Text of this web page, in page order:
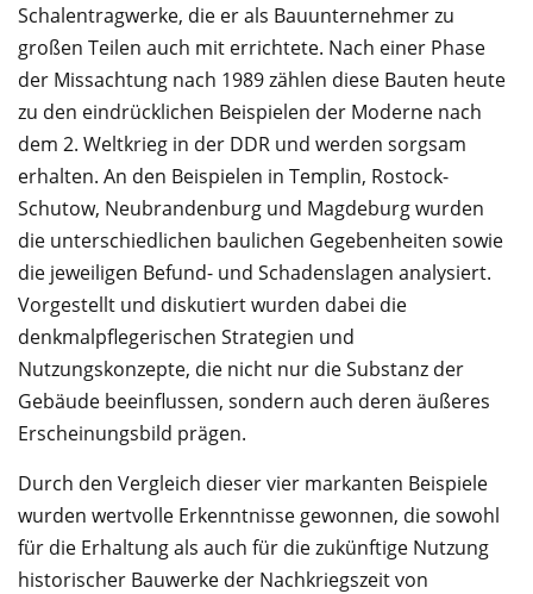
Schalentragwerke, die er als Bauunternehmer zu
großen Teilen auch mit errichtete. Nach einer Phase
der Missachtung nach 1989 zählen diese Bauten heute
zu den eindrücklichen Beispielen der Moderne nach
dem 2. Weltkrieg in der DDR und werden sorgsam
erhalten. An den Beispielen in Templin, Rostock-
Schutow, Neubrandenburg und Magdeburg wurden
die unterschiedlichen baulichen Gegebenheiten sowie
die jeweiligen Befund- und Schadenslagen analysiert.
Vorgestellt und diskutiert wurden dabei die
denkmalpflegerischen Strategien und
Nutzungskonzepte, die nicht nur die Substanz der
Gebäude beeinflussen, sondern auch deren äußeres
Erscheinungsbild prägen.
Durch den Vergleich dieser vier markanten Beispiele
wurden wertvolle Erkenntnisse gewonnen, die sowohl
für die Erhaltung als auch für die zukünftige Nutzung
historischer Bauwerke der Nachkriegszeit von